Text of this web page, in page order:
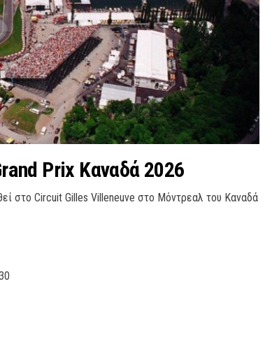
Prix Καναδά 2026
στο Circuit Gilles Villeneuve στο Μόντρεαλ του Καναδά